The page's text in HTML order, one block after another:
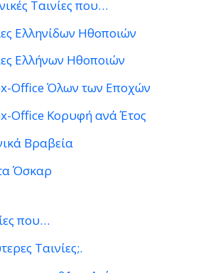
Ταινίες που…
Ελληνίδων Ηθοποιών
Ελλήνων Ηθοποιών
Office Όλων των Εποχών
Office Κορυφή ανά Έτος
Βραβεία
Όσκαρ
που…
Ταινίες;.